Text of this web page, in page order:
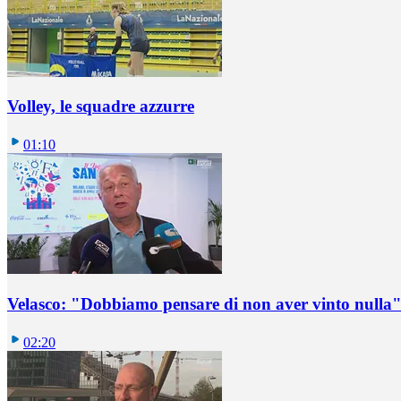
Volley, le squadre azzurre
01:10
Velasco: "Dobbiamo pensare di non aver vinto nulla"
02:20